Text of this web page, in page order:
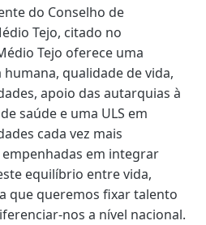
do Conselho de
Tejo, citado no
Tejo oferece uma
qualidade de vida,
apoio das autarquias à
saúde e uma ULS em
cada vez mais
em integrar
equilíbrio entre vida,
que queremos fixar talento
nos a nível nacional.